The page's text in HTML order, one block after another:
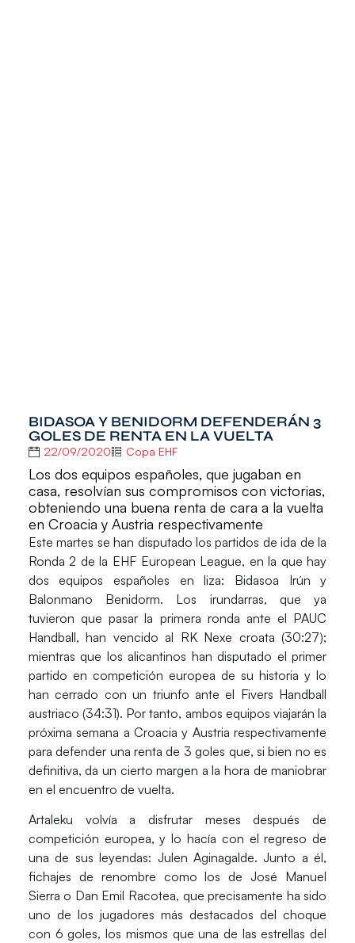
BIDASOA Y BENIDORM DEFENDERÁN 3
GOLES DE RENTA EN LA VUELTA
22/09/2020 Copa EHF
Los dos equipos españoles, que jugaban en
casa, resolvían sus compromisos con victorias,
obteniendo una buena renta de cara a la vuelta
en Croacia y Austria respectivamente
Este martes se han disputado los partidos deida de la
Ronda 2 de la EHF European League, en la que hay
dos equipos españoles en liza: Bidasoa Irún y
Balonmano Benidorm. Los irundarras, que ya
tuvieron que pasar la primera ronda ante el PAUC
Handball, han vencido al RK Nexe croata(30:27);
mientras que los alicantinos han disputado el primer
partido en competición europea de su historia y lo
han cerrado con un triunfo ante el Fivers Handball
austriaco(34:31). Por tanto, ambos equipos viajarán la
próxima semana a Croacia y Austria respectivamente
para defender unarenta de 3 goles que, si bien no es
definitiva, da un cierto margen a la hora de maniobrar
en el encuentro de vuelta.
Artaleku volvía a disfrutar meses después de
competición europea, y lo hacía con el regreso de
una de sus leyendas: Julen Aginagalde. Junto a él,
fichajes de renombre como los de José Manuel
Sierra o Dan Emil Racotea, que precisamente ha sido
uno de los jugadores más destacados del choque
con 6 goles, los mismos que una de las estrellas del